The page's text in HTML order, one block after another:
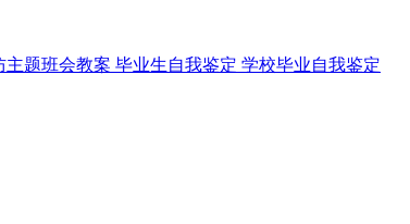
主题班会教案 毕业生自我鉴定 学校毕业自我鉴定